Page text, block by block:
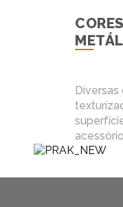
Diversas